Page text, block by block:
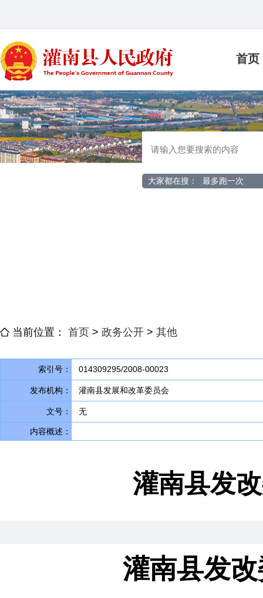
首页
大家都在搜： 最多跑一次
当前位置： 首页 > 政务公开 > 其他
索引号： 014309295/2008-00023
发布机构： 灌南县发展和改革委员会
文号： 无
内容概述：
灌南县发
灌南县发